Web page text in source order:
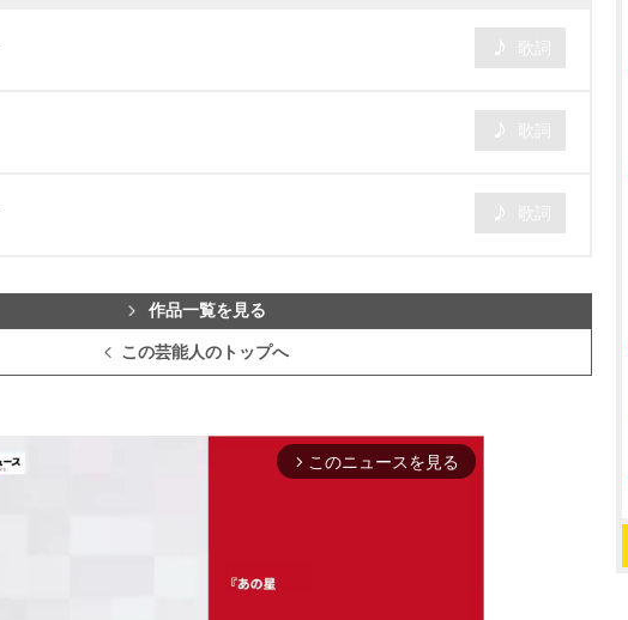
作品一覧を見る
この芸能人のトップへ
arrow_forward_ios このニュースを見る